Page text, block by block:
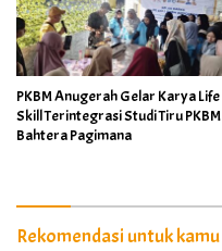
PKBM Anugerah Gelar Karya Life
Skill Terintegrasi Studi Tiru PKBM
Bahtera Pagimana
Rekomendasi untuk kamu